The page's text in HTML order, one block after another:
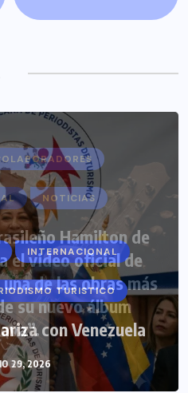
INTERNACIONAL
TURISTICO
con Venezuela
29, 2026